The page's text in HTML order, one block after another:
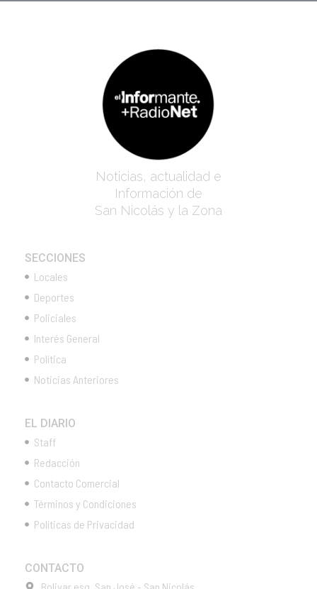
Noticias, actualidad e
Información de
San Nicolás y la Zona
SECCIONES
Locales
Deportes
Policiales
Interés General
Política
Noticias Anteriores
EL DIARIO
Staff
Redacción
Contacto Comercial
Términos y Condiciones
Políticas de Privacidad
CONTACTO